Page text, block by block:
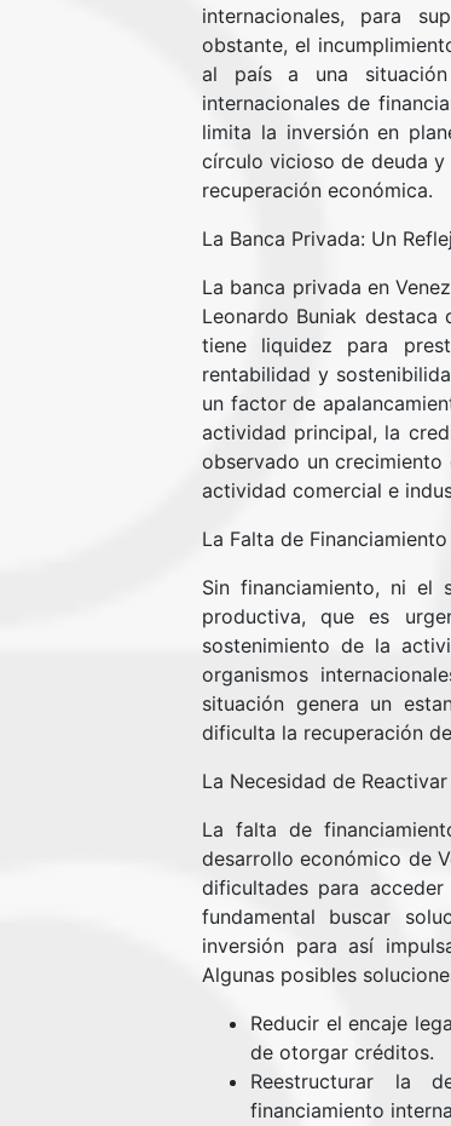
internacionales, para
obstante, el
al país a una
internacionales de
limita la inversión en
círculo vicioso de deuda
recuperación económica.
La Banca Privada: Un
La banca privada en
Leonardo Buniak
tiene liquidez para
rentabilidad y
un factor de
actividad principal, la
observado un
actividad comercial e
La Falta de
Sin financiamiento, ni el
productiva, que es
sostenimiento de la
organismos
situación genera un
dificulta la recuperación
La Necesidad de
La falta de
desarrollo económico de
dificultades para
fundamental buscar
inversión para así
Algunas posibles
Reducir el encaje
de otorgar créditos.
Reestructurar la
financiamiento